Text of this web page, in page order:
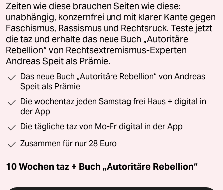
Zeiten wie diese brauchen Seiten wie diese:
unabhängig, konzernfrei und mit klarer Kante gegen
Faschismus, Rassismus und Rechtsruck. Teste jetzt
die taz und erhalte das neue Buch „Autoritäre
Rebellion“ von Rechtsextremismus-Experten
Andreas Speit als Prämie.
Das neue Buch „Autoritäre Rebellion“ von Andreas
Speit als Prämie
Die wochentaz jeden Samstag frei Haus + digital in
der App
Die tägliche taz von Mo-Fr digital in der App
Zusammen für nur 28 Euro
10 Wochen taz + Buch „Autoritäre Rebellion“